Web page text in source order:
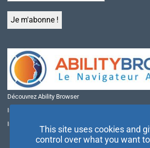
Découvrez Ability Browser
Installer Ability Browser sur Windows
Installer Ability Browser sur Mac
This site uses cookies and
control over what you want